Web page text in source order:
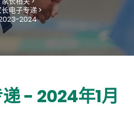
电子专递 >
2024
- 2024年1月